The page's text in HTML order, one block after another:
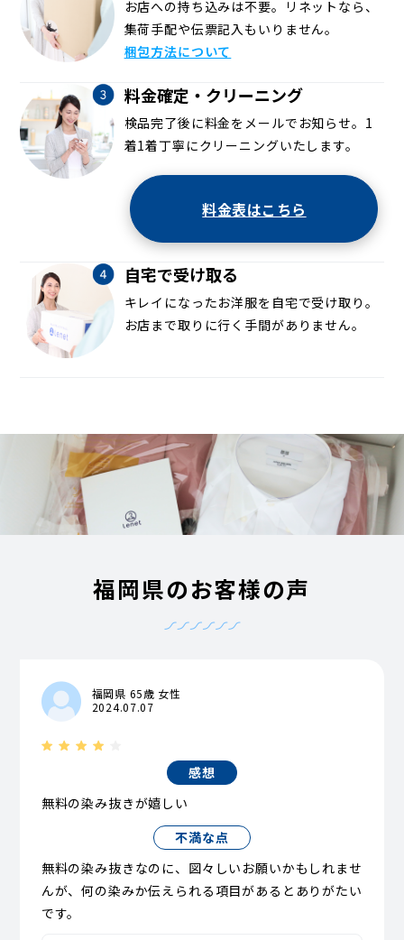
お店への持ち込みは不要。リネットなら、
集荷手配や伝票記入もいりません。
梱包方法について
料金確定・クリーニング
検品完了後に料金をメールでお知らせ。1
着1着丁寧にクリーニングいたします。
料金表はこちら
自宅で受け取る
キレイになったお洋服を自宅で受け取り。
お店まで取りに行く手間がありません。
福岡県のお客様の声
福岡県 65歳 女性
2024.07.07
感想
無料の染み抜きが嬉しい
不満な点
無料の染み抜きなのに、図々しいお願いかもしれませ
んが、何の染みか伝えられる項目があるとありがたい
です。